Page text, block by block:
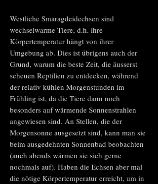
Westliche Smaragdeidechsen sind
wechselwarme Tiere, d.h. ihre
Körpertemperatur hängt von ihrer
Umgebung ab. Dies ist übrigens auch der
Grund, warum die beste Zeit, die äusserst
scheuen Reptilien zu entdecken, während
der relativ kühlen Morgenstunden im
Frühling ist, da die Tiere dann noch
besonders auf wärmende Sonnenstrahlen
angewiesen sind. An Stellen, die der
Morgensonne ausgesetzt sind, kann man sie
beim ausgedehnten Sonnenbad beobachten
(auch abends wärmen sie sich gerne
nochmals auf). Haben die Echsen aber mal
die nötige Körpertemperatur erreicht, um in